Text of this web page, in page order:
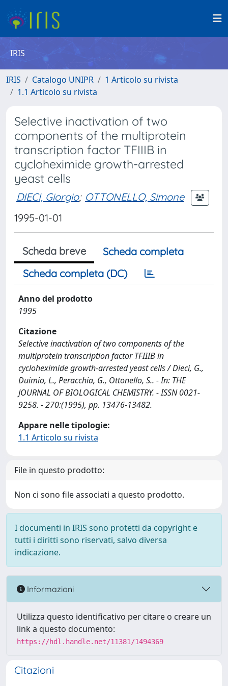
IRIS
IRIS Catalogo UNIPR
1 Articolo su rivista
1.1 Articolo su rivista
Selective inactivation of two
components of the multiprotein
transcription factor TFIIIB in
cycloheximide growth-arrested
yeast cells
DIECI, Giorgio; OTTONELLO, Simone
1995-01-01
Scheda breve
Scheda completa
Scheda completa (DC)
Anno del prodotto
1995
Citazione
Selective inactivation of two components of the
multiprotein transcription factor TFIIIB in
cycloheximide growth-arrested yeast cells / Dieci, G.,
Duimio, L., Peracchia, G., Ottonello, S.. - In: THE
JOURNAL OF BIOLOGICAL CHEMISTRY. - ISSN 0021-
9258. - 270:(1995), pp. 13476-13482.
Appare nelle tipologie:
1.1 Articolo su rivista
File in questo prodotto:
Non ci sono file associati a questo prodotto.
I documenti in IRIS sono protetti da copyright e
tutti i diritti sono riservati, salvo diversa
indicazione.
Informazioni
Utilizza questo identificativo per citare o creare un
link a questo documento:
https://hdl.handle.net/11381/1494369
Citazioni